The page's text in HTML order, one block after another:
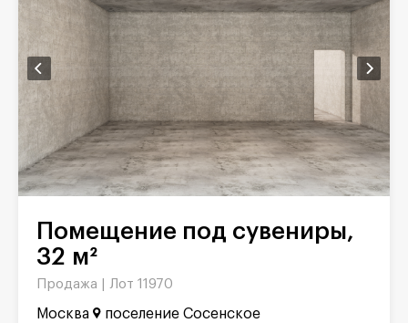
Помещение под сувениры,
32 м²
Продажа | Лот 11970
Москва поселение Сосенское